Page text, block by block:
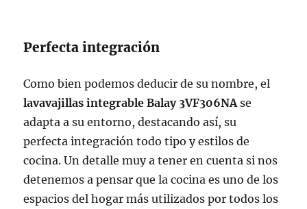
Perfecta integración
Como bien podemos deducir de su nombre, el
lavavajillas integrable Balay 3VF306NAse
adapta a su entorno, destacando así, su
perfecta integración todo tipo y estilos de
cocina. Un detalle muy a tener en cuenta si nos
detenemos a pensar que la cocina es uno de los
espacios del hogar más utilizados por todos los